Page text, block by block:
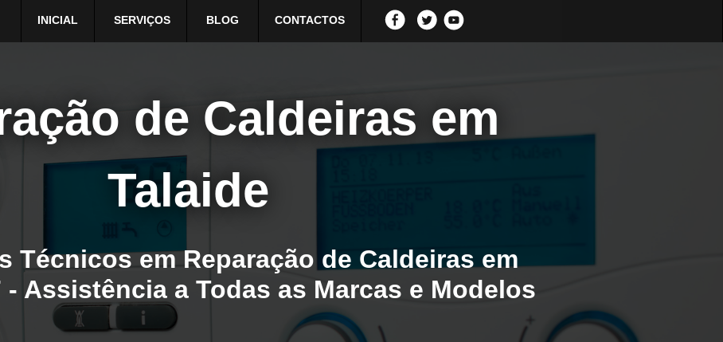
INICIAL SERVIÇOS BLOG CONTACTOS
de Caldeiras em
Talaide
Técnicos em Reparação de Caldeiras em
- Assistência a Todas as Marcas e Modelos